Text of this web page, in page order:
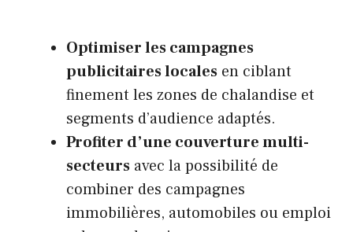
Optimiser les campagnes
publicitaires locales en ciblant
finement les zones de chalandise et
segments d’audience adaptés.
Profiter d’une couverture multi-
secteurs avec la possibilité de
combiner des campagnes
immobilières, automobiles ou emploi